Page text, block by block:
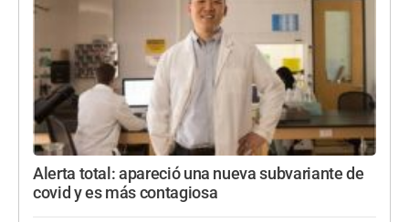
Alerta total: apareció una nueva subvariante de
covid y es más contagiosa